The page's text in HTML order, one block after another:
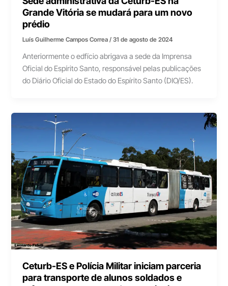
Grande Vitória se mudará para um novo
prédio
Luís Guilherme Campos Correa/31 de agosto de 2024
Anteriormente o edfício abrigava a sede da Imprensa
Oficial do Espírito Santo, responsável pelas publicações
do Diário Oficial do Estado do Espírito Santo (DIO/ES).
Ceturb-ES e Polícia Militar iniciam parceria
para transporte de alunos soldados e